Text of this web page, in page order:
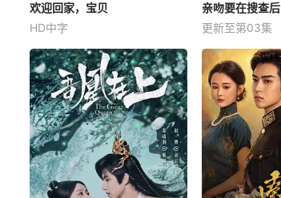
欢迎回家，宝贝
HD中字
亲吻要在搜查后
更新至第03集